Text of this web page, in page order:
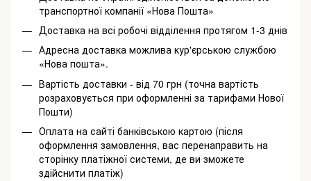
транспортної компанії «Нова Пошта»
Доставка на всі робочі відділення протягом 1-3 днів
Адресна доставка можлива кур'єрською службою
«Нова пошта».
Вартість доставки - від 70 грн (точна вартість
розраховується при оформленні за тарифами Нової
Пошти)
Оплата на сайті банківською картою (після
оформлення замовлення, вас перенаправить на
сторінку платіжної системи, де ви зможете
здійснити платіж)